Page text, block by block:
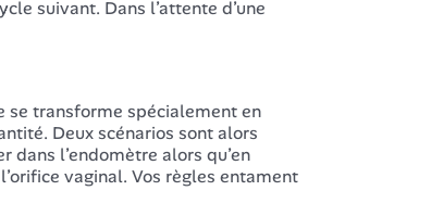
suivant. Dans l’attente d’une
se transforme spécialement en
Deux scénarios sont alors
dans l’endomètre alors qu’en
vaginal. Vos règles entament